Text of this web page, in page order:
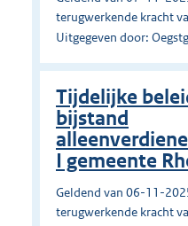
terugwerkende kracht
Uitgegeven door:
Tijdelijke
bijstand
I gemeente
Geldend van 06-11-
terugwerkende kracht